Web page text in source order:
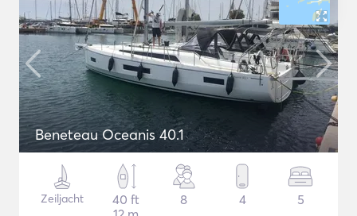
Beneteau Oceanis 40.1
Zeiljacht
40 ft
8 4 5